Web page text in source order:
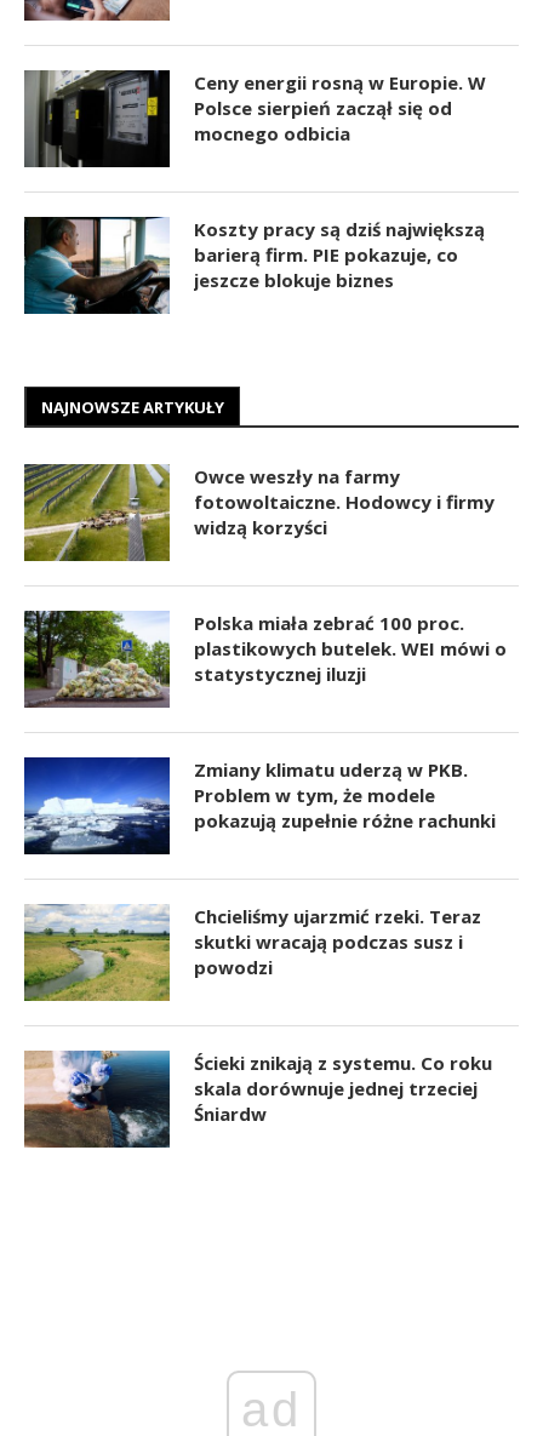
Ceny energii rosną w Europie. W
Polsce sierpień zaczął się od
mocnego odbicia
Koszty pracy są dziś największą
barierą firm. PIE pokazuje, co
jeszcze blokuje biznes
NAJNOWSZE ARTYKUŁY
Owce weszły na farmy
fotowoltaiczne. Hodowcy i firmy
widzą korzyści
Polska miała zebrać 100 proc.
plastikowych butelek. WEI mówi o
statystycznej iluzji
Zmiany klimatu uderzą w PKB.
Problem w tym, że modele
pokazują zupełnie różne rachunki
Chcieliśmy ujarzmić rzeki. Teraz
skutki wracają podczas susz i
powodzi
Ścieki znikają z systemu. Co roku
skala dorównuje jednej trzeciej
Śniardw
ad